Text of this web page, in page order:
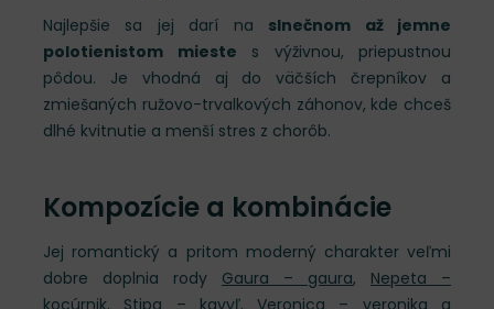
Najlepšie sa jej darí na slnečnom až jemne
polotienistom mieste s výživnou, priepustnou
pôdou. Je vhodná aj do väčších črepníkov a
zmiešaných ružovo-trvalkových záhonov, kde chceš
dlhé kvitnutie a menší stres z chorôb.
Kompozície a kombinácie
Jej romantický a pritom moderný charakter veľmi
dobre doplnia rody Gaura – gaura, Nepeta –
kocúrnik, Stipa – kavyľ,Veronica – veronika a